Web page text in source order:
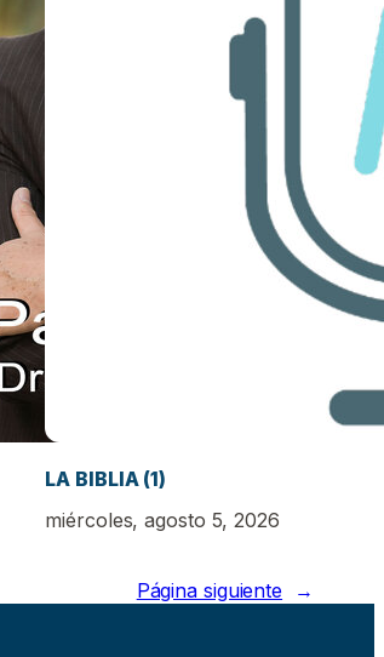
LA BIBLIA (1)
miércoles, agosto 5, 2026
Página siguiente →